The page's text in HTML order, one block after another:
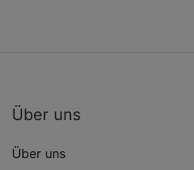
Hinweis
Über uns
Über uns